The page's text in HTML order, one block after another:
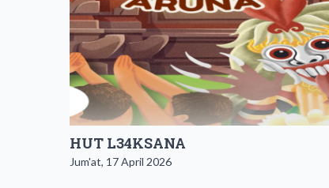
HUT L34KSANA
Jum'at, 17 April 2026